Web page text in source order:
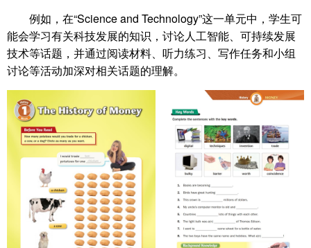
例如，在“Science and Technology”这一单元中，学生可
能会学习有关科技发展的知识，讨论人工智能、可持续发展
技术等话题，并通过阅读材料、听力练习、写作任务和小组
讨论等活动加深对相关话题的理解。